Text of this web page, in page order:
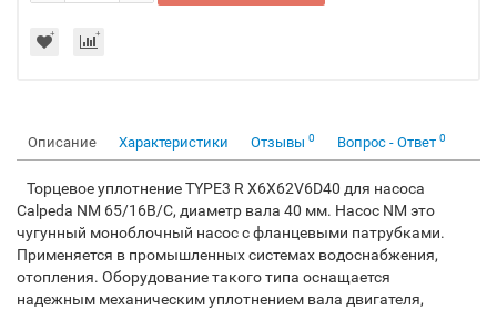
Описание Характеристики Отзывы 0 Вопрос - Ответ 0
Торцевое уплотнение TYPE3 R X6X62V6D40 для насоса
Calpeda NM 65/16B/C, диаметр вала 40 мм. Насос NM это
чугунный моноблочный насос с фланцевыми патрубками.
Применяется в промышленных системах водоснабжения,
отопления. Оборудование такого типа оснащается
надежным механическим уплотнением вала двигателя,